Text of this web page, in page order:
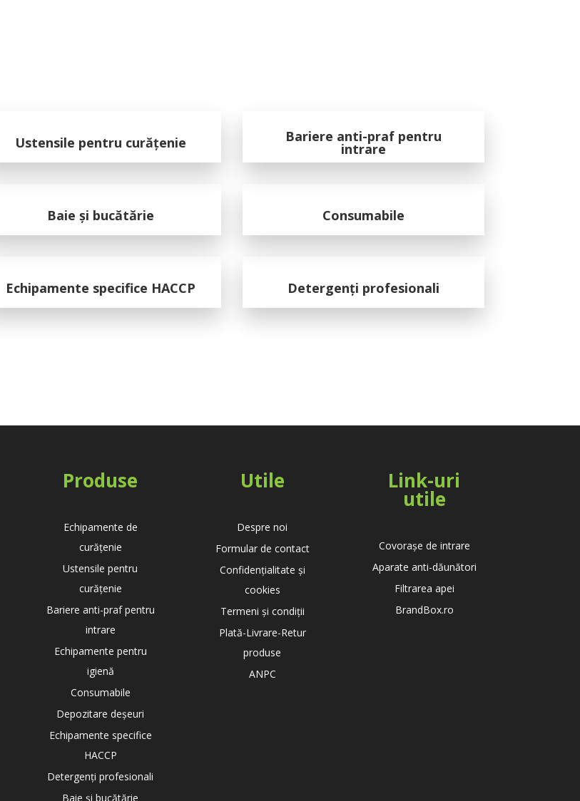
Ustensile pentru curățenie Bariere anti-praf pentru
intrare
Baie și bucătărie Consumabile
Echipamente specifice HACCP Detergenți profesionali
Produse
Echipamente de
curățenie
Ustensile pentru
curățenie
Bariere anti-praf pentru
intrare
Echipamente pentru
igienă
Consumabile
Depozitare deșeuri
Echipamente specifice
HACCP
Detergenți profesionali
Baie și bucătărie
Utile
Despre noi
Formular de contact
Confidențialitate și
cookies
Termeni și condiții
Plată-Livrare-Retur
produse
ANPC
Link-uri
utile
Covorașe de intrare
Aparate anti-dăunători
Filtrarea apei
BrandBox.ro